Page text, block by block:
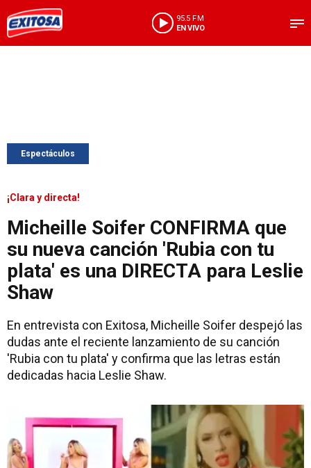
95.5 FM
EN VIVO
Espectáculos
¡Clara y directa!
Micheille Soifer CONFIRMA que
su nueva canción 'Rubia con tu
plata' es una DIRECTA para Leslie
Shaw
En entrevista con Exitosa, Micheille Soifer despejó las
dudas ante el reciente lanzamiento de su canción
'Rubia con tu plata' y confirma que las letras están
dedicadas hacia Leslie Shaw.